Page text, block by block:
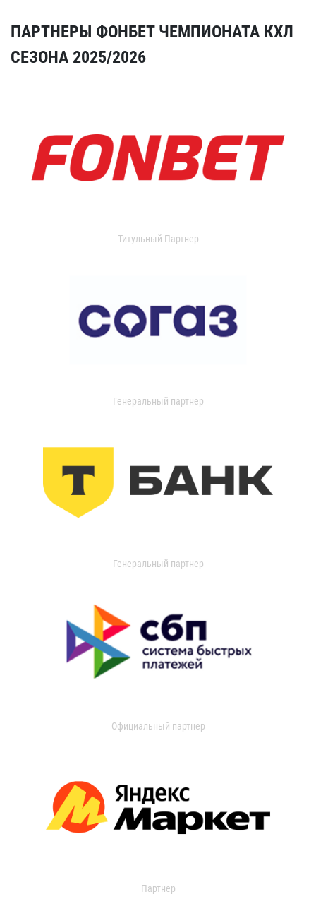
ПАРТНЕРЫ ФОНБЕТ ЧЕМПИОНАТА КХЛ
СЕЗОНА 2025/2026
Титульный Партнер
Генеральный партнер
Генеральный партнер
Официальный партнер
Партнер